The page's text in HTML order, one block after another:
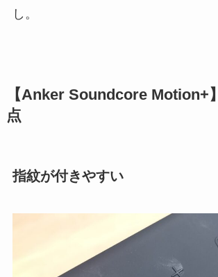
し。
【Anker Soundcore Motion+
点
指紋が付きやすい